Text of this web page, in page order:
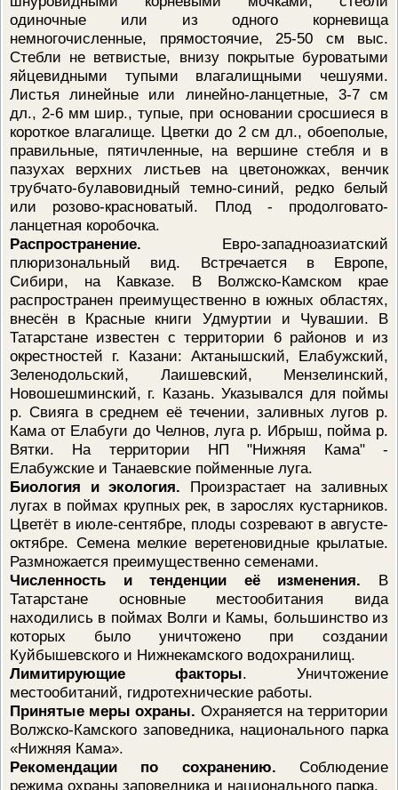
одиночные или из одного корневища
немногочисленные, прямостоячие, 25-50 см выс.
Стебли не ветвистые, внизу покрытые буроватыми
яйцевидными тупыми влагалищными чешуями.
Листья линейные или линейно-ланцетные, 3-7 см
дл., 2-6 мм шир., тупые, при основании сросшиеся в
короткое влагалище. Цветки до 2 см дл., обоеполые,
правильные, пятичленные, на вершине стебля и в
пазухах верхних листьев на цветоножках, венчик
трубчато-булавовидный темно-синий, редко белый
или розово-красноватый. Плод - продолговато-
ланцетная коробочка.
Распространение. Евро-западноазиатский
плюризональный вид. Встречается в Европе,
Сибири, на Кавказе. В Волжско-Камском крае
распространен преимущественно в южных областях,
внесён в Красные книги Удмуртии и Чувашии. В
Татарстане известен с территории 6 районов и из
окрестностей г. Казани: Актанышский, Елабужский,
Зеленодольский, Лаишевский, Мензелинский,
Новошешминский, г. Казань. Указывался для поймы
р. Свияга в среднем её течении, заливных лугов р.
Кама от Елабуги до Челнов, луга р. Ибрыш, пойма р.
Вятки. На территории НП "Нижняя Кама" -
Елабужские и Танаевские пойменные луга.
Биология и экология. Произрастает на заливных
лугах в поймах крупных рек, в зарослях кустарников.
Цветёт в июле-сентябре, плоды созревают в августе-
октябре. Семена мелкие веретеновидные крылатые.
Размножается преимущественно семенами.
Численность и тенденции её изменения. В
Татарстане основные местообитания вида
находились в поймах Волги и Камы, большинство из
которых было уничтожено при создании
Куйбышевского и Нижнекамского водохранилищ.
Лимитирующие факторы. Уничтожение
местообитаний, гидротехнические работы.
Принятые меры охраны. Охраняется на территории
Волжско-Камского заповедника, национального парка
«Нижняя Кама».
Рекомендации по сохранению. Соблюдение
режима охраны заповедника и национального парка.